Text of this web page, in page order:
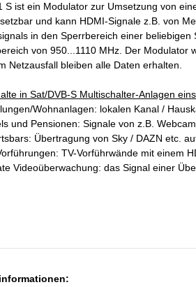
S ist ein Modulator zur Umsetzung von
und kann HDMI-Signale z.B. von
in den Sperrbereich einer
von 950...1110 MHz. Der Modulator
Netzausfall bleiben alle Daten erhalten.
in Sat/DVB-S Multischalter-Anlagen
Wohnanlagen: lokalen Kanal /
und Pensionen: Signale von z.B.
Übertragung von Sky / DAZN etc.
TV-Vorführwände mit einem
Videoüberwachung: das Signal einer